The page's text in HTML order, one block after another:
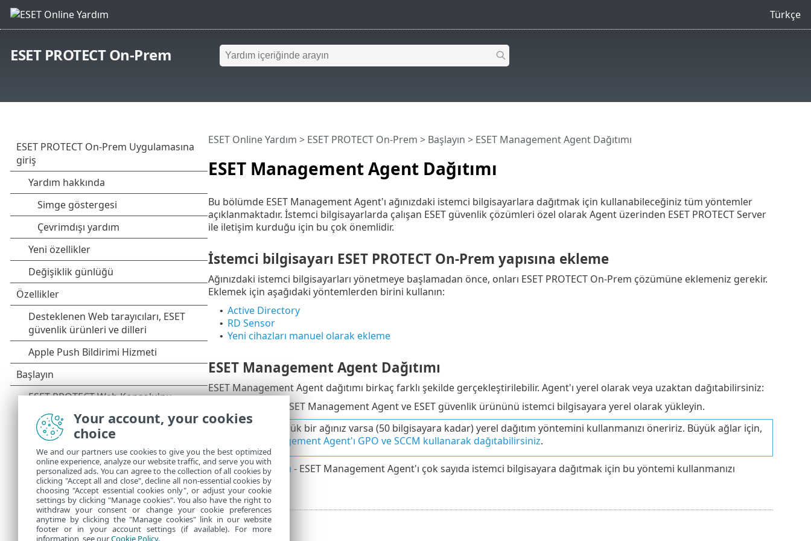
Türkçe
ESET PROTECT On-Prem
ESET Management Agent Dağıtımı
ESET Online Yardım > ESET PROTECT On-Prem > Başlayın > ESET Management Agent Dağıtımı
Bu bölümde ESET Management Agent'ı ağınızdaki istemci bilgisayarlara dağıtmak için kullanabileceğiniz tüm yöntemler
açıklanmaktadır. İstemci bilgisayarlarda çalışan ESET güvenlik çözümleri özel olarak Agent üzerinden ESET PROTECT Server
ile iletişim kurduğu için bu çok önemlidir.
İstemci bilgisayarı ESET PROTECT On-Prem yapısına ekleme
Ağınızdaki istemci bilgisayarları yönetmeye başlamadan önce, onları ESET PROTECT On-Prem çözümüne eklemeniz gerekir.
Eklemek için aşağıdaki yöntemlerden birini kullanın:
• Active Directory
• RD Sensor
• Yeni cihazları manuel olarak ekleme
ESET Management Agent Dağıtımı
ESET Management Agent dağıtımı birkaç farklı şekilde gerçekleştirilebilir. Agent'ı yerel olarak veya uzaktan dağıtabilirsiniz:
- ESET Management Agent ve ESET güvenlik ürününü istemci bilgisayara yerel olarak yükleyin.
Yalnızca küçük bir ağınız varsa (50 bilgisayara kadar) yerel dağıtım yöntemini kullanmanızı öneririz. Büyük ağlar için,
ESET Management Agent'ı GPO ve SCCM kullanarak dağıtabilirsiniz.
• Uzaktan dağıtım - ESET Management Agent'ı çok sayıda istemci bilgisayara dağıtmak için bu yöntemi kullanmanızı
öneririz.
Your account, your cookies
choice
We and our partners use cookies to give you the best optimized
online experience, analyze our website traffic, and serve you with
personalized ads. You can agree to the collection of all cookies by
clicking "Accept all and close", decline all non-essential cookies by
choosing "Accept essential cookies only", or adjust your cookie
settings by clicking "Manage cookies". You also have the right to
withdraw your consent or change your cookie preferences
anytime by clicking the "Manage cookies" link in our website
footer or in your account settings (if available). For more
information, see ourCookie Policy.